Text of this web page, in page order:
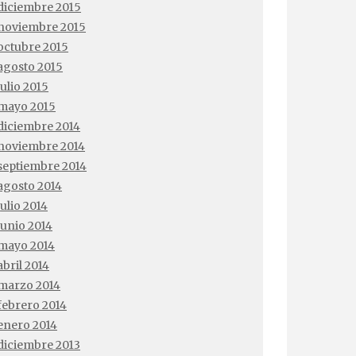
2015
2015
2015
2015
2015
2015
2014
2014
2014
2014
2014
2014
2014
2014
2014
2014
2014
2013